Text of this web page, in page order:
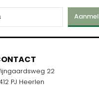
VOOR U KLAAR!
22
PJ Heerlen